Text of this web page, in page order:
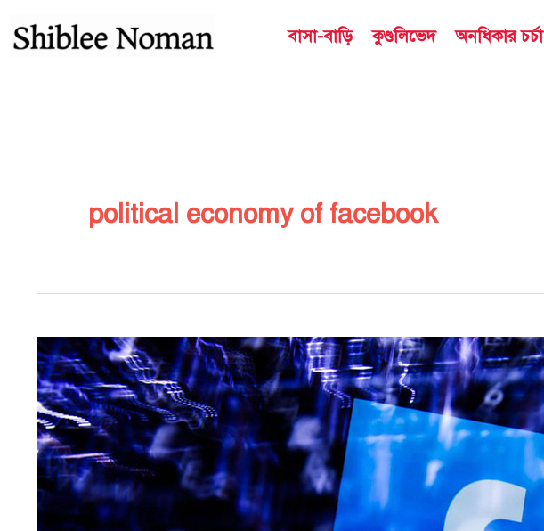
to
বাসা-বাড়ি কুণ্ডলিভেদ অনধিকার চর্চা
political economy of facebook
সুনামগঞ্জের
ঘটনায়
ফেইসবুকের
বার্তা